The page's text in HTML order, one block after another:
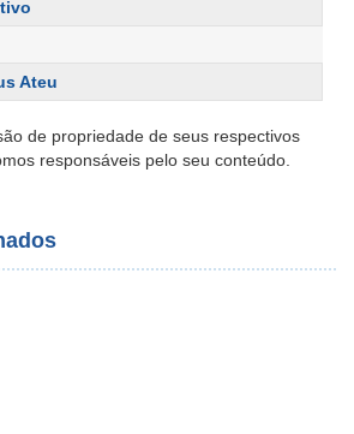
Ateu
de propriedade de seus respectivos
responsáveis pelo seu conteúdo.